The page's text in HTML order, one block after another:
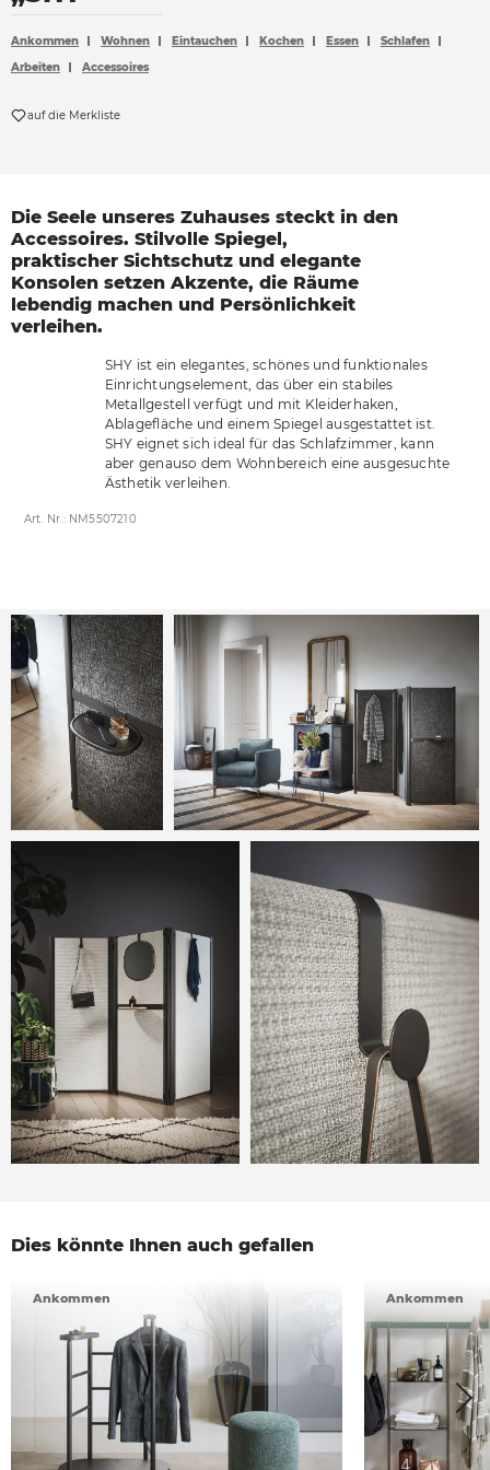
Ankommen Wohnen Eintauchen Kochen Essen
Schlafen
Arbeiten
Accessoires
auf die Merkliste
Die Seele unseres Zuhauses steckt in den
Accessoires. Stilvolle Spiegel,
praktischer Sichtschutz und elegante
Konsolen setzen Akzente, die Räume
lebendig machen und Persönlichkeit
verleihen.
Art. Nr.: NM5507210
SHY ist ein elegantes, schönes und funktionales
Einrichtungselement, das über ein stabiles
Metallgestell verfügt und mit Kleiderhaken,
Ablagefläche und einem Spiegel ausgestattet ist.
SHY eignet sich ideal für das Schlafzimmer, kann
aber genauso dem Wohnbereich eine ausgesuchte
Ästhetik verleihen.
Dies könnte Ihnen auch gefallen
Ankommen Ankommen